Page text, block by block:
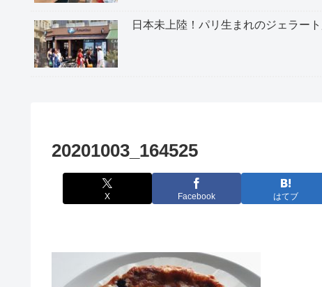
日本未上陸！パリ生まれのジェラート
20201003_164525
X Facebook はてブ